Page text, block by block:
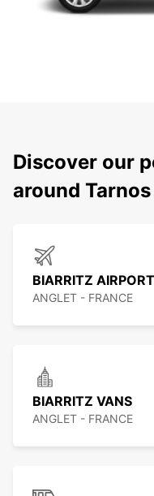
Discover our
around Tarnos
BIARRITZ AIRPORT
ANGLET - FRANCE
BIARRITZ VANS
ANGLET - FRANCE